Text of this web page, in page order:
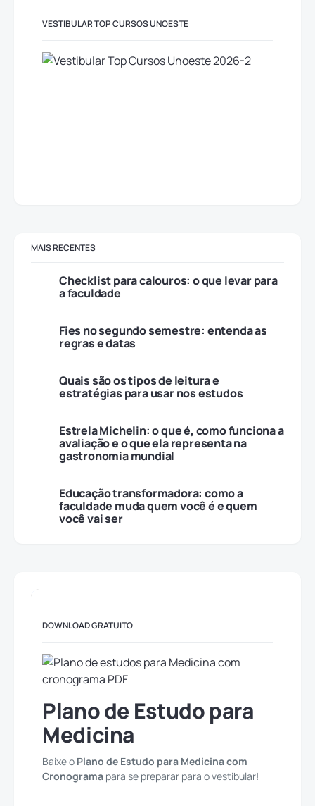
VESTIBULAR TOP CURSOS UNOESTE
MAIS RECENTES
Checklist para calouros: o que levar para
a faculdade
Fies no segundo semestre: entenda as
regras e datas
Quais são os tipos de leitura e
estratégias para usar nos estudos
Estrela Michelin: o que é, como funciona a
avaliação e o que ela representa na
gastronomia mundial
Educação transformadora: como a
faculdade muda quem você é e quem
você vai ser
DOWNLOAD GRATUITO
Plano de Estudo para
Medicina
Baixe o Plano de Estudo para Medicina com
Cronograma para se preparar para o vestibular!